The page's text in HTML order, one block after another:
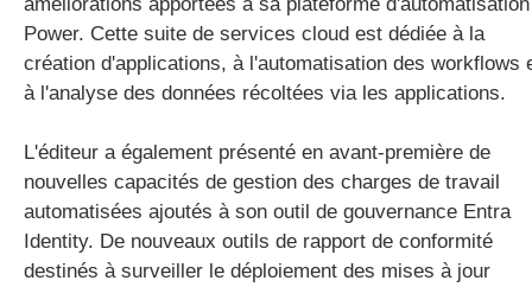
Power. Cette suite de services cloud est dédiée à la
création d'applications, à l'automatisation des workflows
à l'analyse des données récoltées via les applications.
L'éditeur a également présenté en avant-première de
nouvelles capacités de gestion des charges de travail
automatisées ajoutés à son outil de gouvernance Entra
Identity. De nouveaux outils de rapport de conformité
destinés à surveiller le déploiement des mises à jour